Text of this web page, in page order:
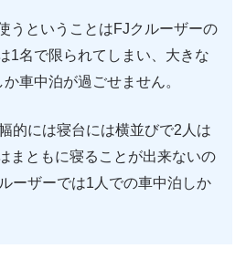
うということはFJクルーザーの
1名で限られてしまい、大きな
車中泊が過ごせません。
的には寝台には横並びで2人は
まともに寝ることが出来ないの
ーザーでは1人での車中泊しか